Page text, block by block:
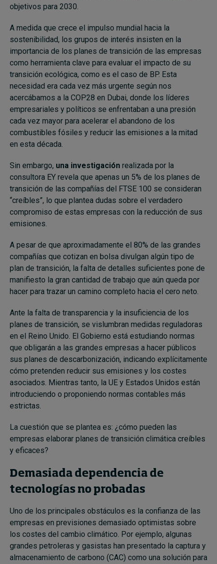
objetivos para 2030.
A medida que crece el impulso mundial hacia la
sostenibilidad, los grupos de interés insisten en la
importancia de los planes de transición de las empresas
como herramienta clave para evaluar el impacto de su
transición ecológica, como es el caso de BP. Esta
necesidad era cada vez más urgente según nos
acercábamos a la COP28 en Dubai, donde los líderes
empresariales y políticos se enfrentaban a una presión
cada vez mayor para acelerar el abandono de los
combustibles fósiles y reducir las emisiones a la mitad
en esta década.
Sin embargo, una investigación realizada por la
consultora EY revela que apenas un 5% de los planes de
transición de las compañías del FTSE 100 se consideran
“creíbles”, lo que plantea dudas sobre el verdadero
compromiso de estas empresas con la reducción de sus
emisiones.
A pesar de que aproximadamente el 80% de las grandes
compañías que cotizan en bolsa divulgan algún tipo de
plan de transición, la falta de detalles suficientes pone de
manifiesto la gran cantidad de trabajo que aún queda por
hacer para trazar un camino completo hacia el cero neto.
Ante la falta de transparencia y la insuficiencia de los
planes de transición, se vislumbran medidas reguladoras
en el Reino Unido. El Gobierno está estudiando normas
que obligarán a las grandes empresas a hacer públicos
sus planes de descarbonización, indicando explícitamente
cómo pretenden reducir sus emisiones y los costes
asociados. Mientras tanto, la UE y Estados Unidos están
introduciendo o proponiendo normas contables más
estrictas.
La cuestión que se plantea es: ¿cómo pueden las
empresas elaborar planes de transición climática creíbles
y eficaces?
Demasiada dependencia de
tecnologías no probadas
Uno de los principales obstáculos es la confianza de las
empresas en previsiones demasiado optimistas sobre
los costes del cambio climático. Por ejemplo, algunas
grandes petroleras y gasistas han presentado la captura y
almacenamiento de carbono (CAC) como una solución para